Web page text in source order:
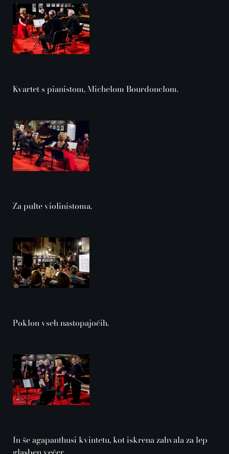
Kvartet s pianistom, Michelom Bourdonclom.
Za pulte violinistoma.
Poklon vseh nastopajočih.
In še agapanthusi kvintetu, kot iskrena zahvala za lep